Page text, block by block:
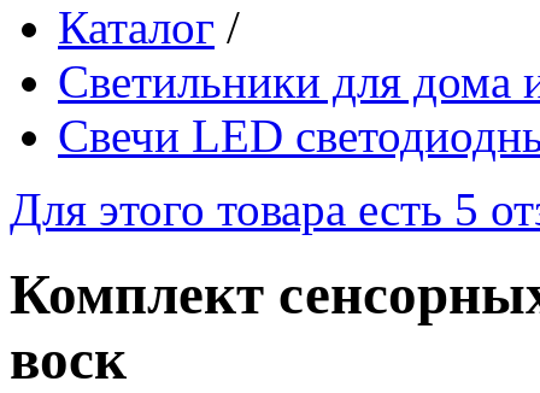
Каталог /
Светильники для дома
Свечи LED
Для этого товара есть 5
Комплект
воск